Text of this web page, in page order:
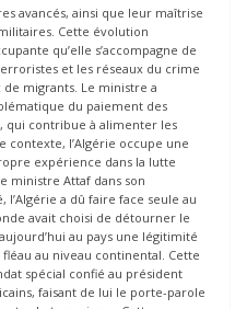
avancés, ainsi que leur maîtrise
Cette évolution
qu’elle s’accompagne de
et les réseaux du crime
migrants. Le ministre a
du paiement des
qui contribue à alimenter les
contexte, l’Algérie occupe une
expérience dans la lutte
ministre Attaf dans son
a dû faire face seule au
avait choisi de détourner le
au pays une légitimité
au niveau continental. Cette
spécial confié au président
faisant de lui le porte-parole